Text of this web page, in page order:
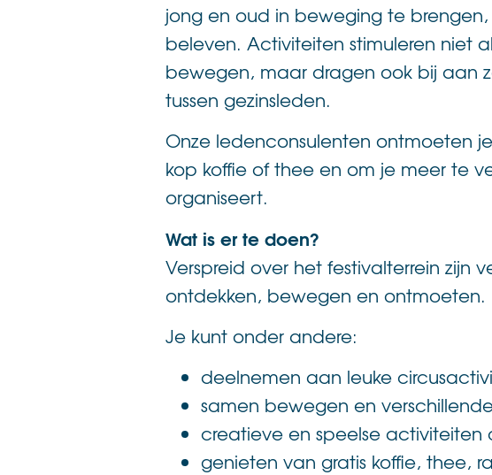
jong en oud in beweging te
beleven. Activiteiten stimuleren niet
bewegen, maar dragen ook bij aan
tussen gezinsleden.
Onze ledenconsulenten ontmoeten
kop koffie of thee en om je meer te
organiseert.
Wat is er te doen?
Verspreid over het festivalterrein zijn
ontdekken, bewegen en ontmoeten.
Je kunt onder andere:
deelnemen aan leuke
samen bewegen en
creatieve en speelse activiteiten
genieten van gratis koffie, thee,